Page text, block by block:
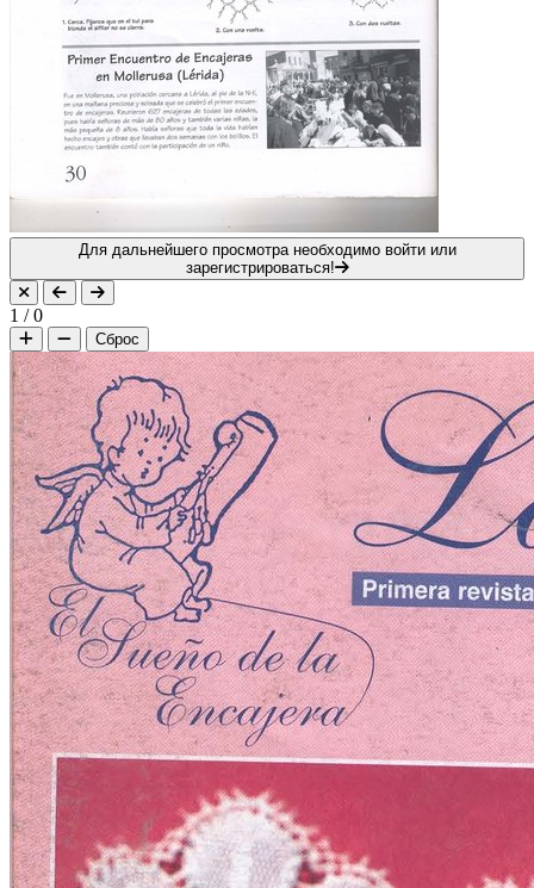
Для дальнейшего просмотра необходимо войти или
зарегистрироваться!
1 /0
Сброс